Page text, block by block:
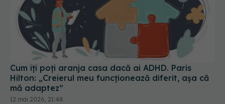
Cum îți poți aranja casa dacă ai ADHD. Paris
Hilton: „Creierul meu funcționează diferit, așa că
mă adaptez”
12 mai 2026, 21:48